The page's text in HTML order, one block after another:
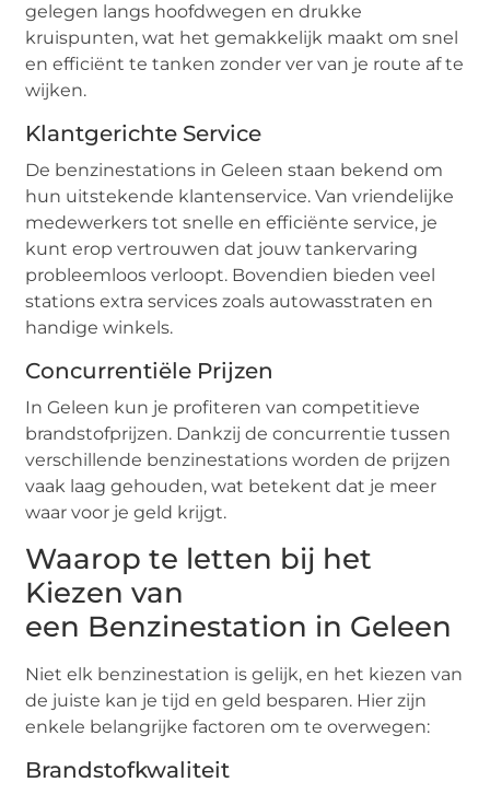
gelegen langs hoofdwegen en drukke
kruispunten, wat het gemakkelijk maakt om snel
en efficiënt te tanken zonder ver van je route af te
wijken.
Klantgerichte Service
De benzinestations in Geleen staan bekend om
hun uitstekende klantenservice. Van vriendelijke
medewerkers tot snelle en efficiënte service, je
kunt erop vertrouwen dat jouw tankervaring
probleemloos verloopt. Bovendien bieden veel
stations extra services zoals autowasstraten en
handige winkels.
Concurrentiële Prijzen
In Geleen kun je profiteren van competitieve
brandstofprijzen. Dankzij de concurrentie tussen
verschillende benzinestations worden de prijzen
vaak laag gehouden, wat betekent dat je meer
waar voor je geld krijgt.
Waarop te letten bij het
Kiezen van
een Benzinestation in Geleen
Niet elk benzinestation is gelijk, en het kiezen van
de juiste kan je tijd en geld besparen. Hier zijn
enkele belangrijke factoren om te overwegen:
Brandstofkwaliteit